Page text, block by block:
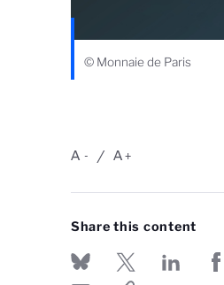
© Monnaie de Paris
-
A +
A
Share this content